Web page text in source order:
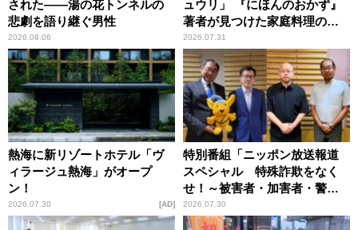
された――湯の花トンネルの
悲劇を語り継ぐ男性
2026.08.06
ュウリ」 『にほんのおかず』
著者が見つけた家庭料理の知
恵
2026.07.31
熱海に新リゾートホテル「ヴ
ィラージュ熱海」がオープ
ン！
2026.07.30 AD
特別番組「ニッポン放送報道
スペシャル 特殊詐欺をなく
せ！～被害者・加害者・警視
庁が語るトクリュウの実態
～」放送
2026.07.30